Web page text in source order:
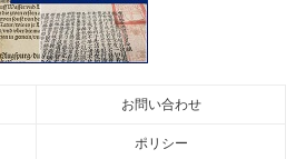
お問い合わせ
ポリシー